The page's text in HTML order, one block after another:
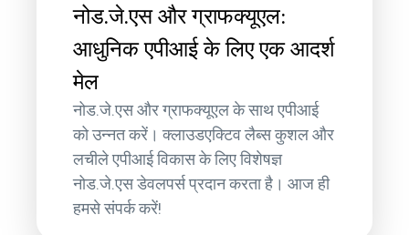
नोड.जे.एस और ग्राफक्यूएल:
आधुनिक एपीआई के लिए एक आदर्श
मेल
नोड.जे.एस और ग्राफक्यूएल के साथ एपीआई
को उन्नत करें। क्लाउडएक्टिव लैब्स कुशल और
लचीले एपीआई विकास के लिए विशेषज्ञ
नोड.जे.एस डेवलपर्स प्रदान करता है। आज ही
हमसे संपर्क करें!